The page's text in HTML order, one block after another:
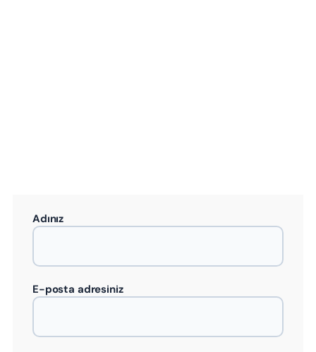
Adınız
E-posta adresiniz